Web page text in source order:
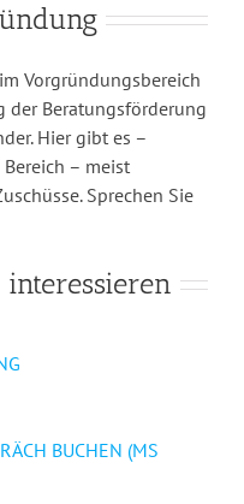
Vorgründungsbereich
der Beratungsförderung
Hier gibt es –
– meist
Sprechen Sie
interessieren
BUCHEN (MS